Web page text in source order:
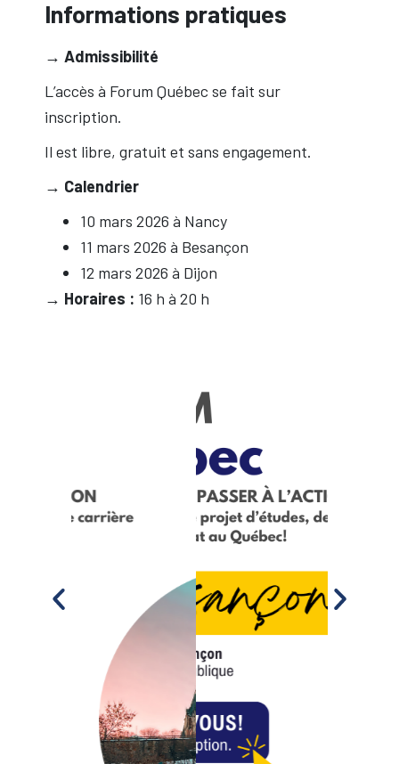
Informations pratiques
→ Admissibilité
L’accès à Forum Québec se fait sur
inscription.
Il est libre, gratuit et sans engagement.
→ Calendrier
10 mars 2026 à Nancy
11 mars 2026 à Besançon
12 mars 2026 à Dijon
→ Horaires : 16 h à 20 h